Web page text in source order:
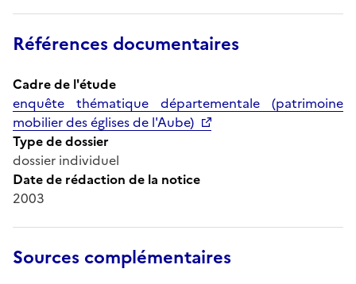
Références documentaires
Cadre de l'étude
enquête thématique départementale (patrimoine
mobilier des églises de l'Aube)
Type de dossier
dossier individuel
Date de rédaction de la notice
2003
Sources complémentaires